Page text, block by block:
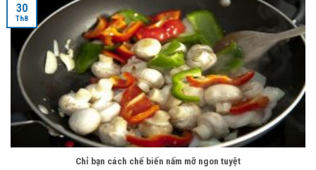
Chỉ bạn cách chế biến nấm mỡ ngon tuyệt
30
Th8